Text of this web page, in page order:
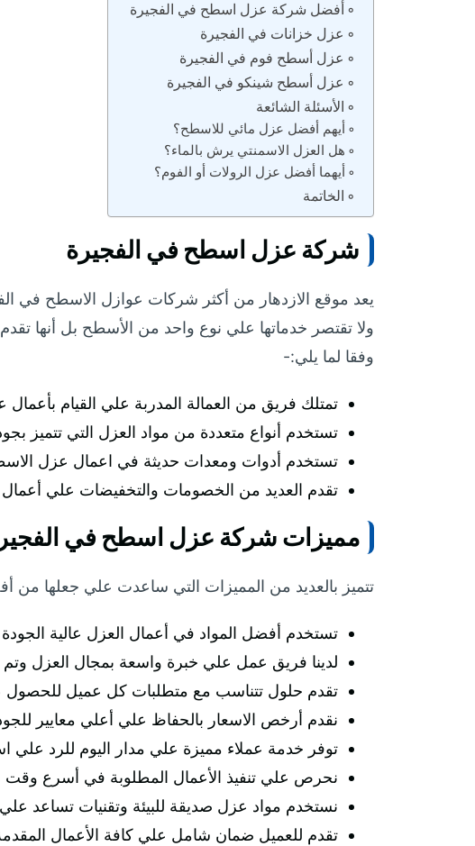
أفضل شركة عزل اسطح في الفجيرة
عزل خزانات في الفجيرة
عزل أسطح فوم في الفجيرة
عزل أسطح شينكو في الفجيرة
الأسئلة الشائعة
أيهم أفضل عزل مائي للاسطح؟
هل العزل الاسمنتي يرش بالماء؟
أيهما أفضل عزل الرولات أو الفوم؟
الخاتمة
شركة عزل اسطح في الفجيرة
يعد موقع الازدهار من أكثر شركات عوازل الاسطح في
ولا تقتصر خدماتها علي نوع واحد من الأسطح بل أنها
وفقا لما يلي:-
تمتلك فريق من العمالة المدربة علي القيام
تستخدم أنواع متعددة من مواد العزل التي تتميز
تستخدم أدوات ومعدات حديثة في اعمال عزل
تقدم العديد من الخصومات والتخفيضات علي
مميزات شركة عزل اسطح في
تتميز بالعديد من المميزات التي ساعدت علي جعلها
تستخدم أفضل المواد في أعمال العزل عالية
لدينا فريق عمل علي خبرة واسعة بمجال العزل
تقدم حلول تتناسب مع متطلبات كل عميل
نقدم أرخص الاسعار بالحفاظ علي أعلي معايير
توفر خدمة عملاء مميزة علي مدار اليوم للرد
نحرص علي تنفيذ الأعمال المطلوبة في أسرع
نستخدم مواد عزل صديقة للبيئة وتقنيات تساعد
تقدم للعميل ضمان شامل علي كافة الأعمال